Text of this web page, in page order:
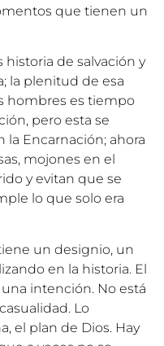
que tienen un
historia de salvación y
la plenitud de esa
hombres es tiempo
pero esta se
Encarnación; ahora
mojones en el
y evitan que se
lo que solo era
un designio, un
en la historia. El
intención. No está
Lo
el plan de Dios. Hay